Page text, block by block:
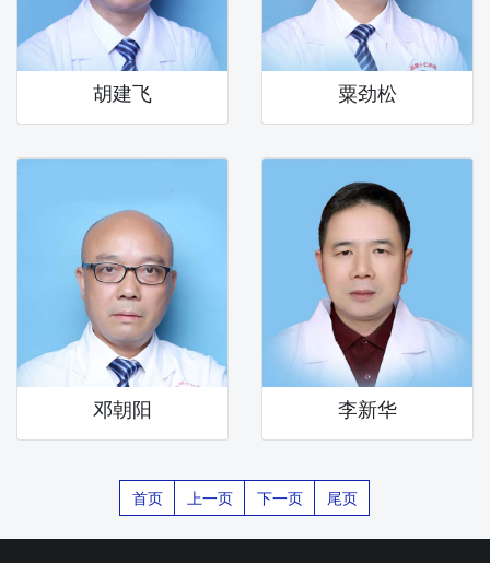
胡建飞 粟劲松
邓朝阳 李新华
首页 上一页 下一页 尾页